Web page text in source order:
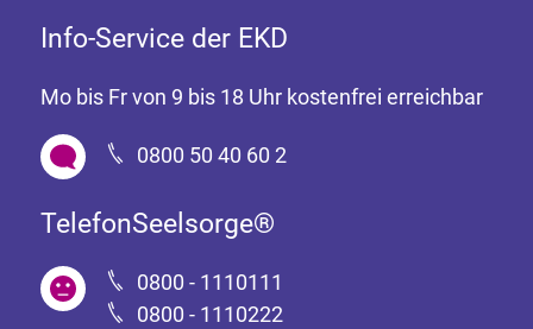
Info-Service der EKD
Mo bis Fr von 9 bis 18 Uhr kostenfrei erreichbar
0800 50 40 60 2
TelefonSeelsorge®
0800 - 1110111
0800 - 1110222